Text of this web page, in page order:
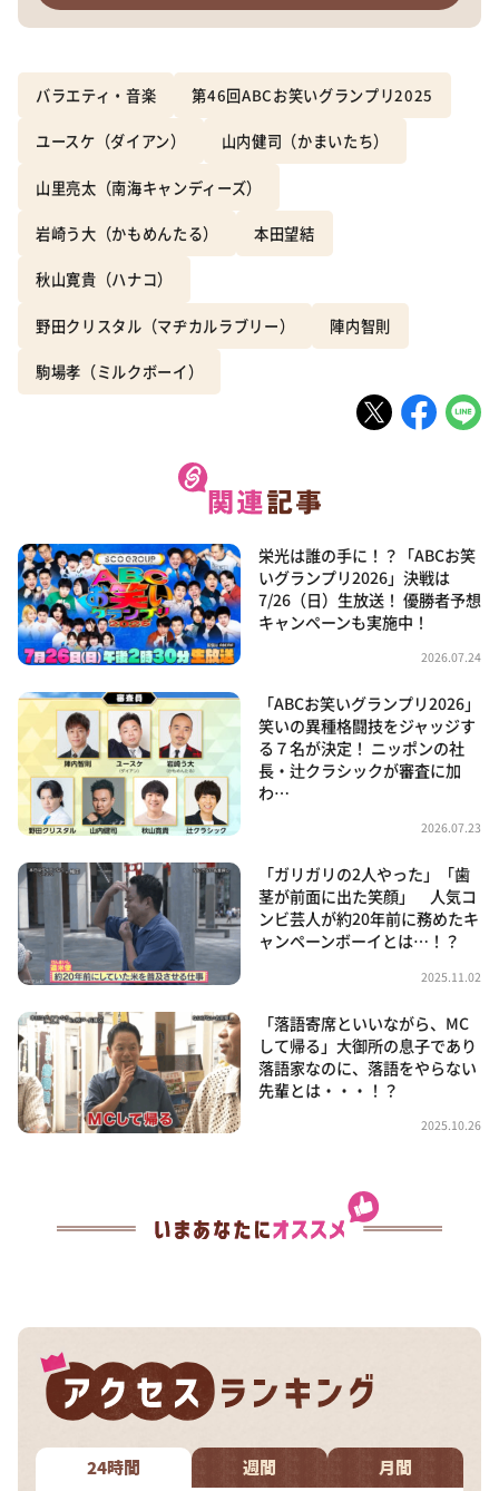
バラエティ・音楽 第46回ABCお笑いグランプリ2025
ユースケ（ダイアン） 山内健司（かまいたち）
山里亮太（南海キャンディーズ）
岩崎う大（かもめんたる） 本田望結
秋山寛貴（ハナコ）
野田クリスタル（マヂカルラブリー） 陣内智則
駒場孝（ミルクボーイ）
栄光は誰の手に！？「ABCお笑
いグランプリ2026」決戦は
7/26（日）生放送！ 優勝者予想
キャンペーンも実施中！
2026.07.24
「ABCお笑いグランプリ2026」
笑いの異種格闘技をジャッジす
る７名が決定！ ニッポンの社
長・辻クラシックが審査に加
わ…
2026.07.23
「ガリガリの2人やった」「歯
茎が前面に出た笑顔」 人気コ
ンビ芸人が約20年前に務めたキ
ャンペーンボーイとは…！？
2025.11.02
「落語寄席といいながら、MC
して帰る」大御所の息子であり
落語家なのに、落語をやらない
先輩とは・・・！？
2025.10.26
24時間 週間 月間